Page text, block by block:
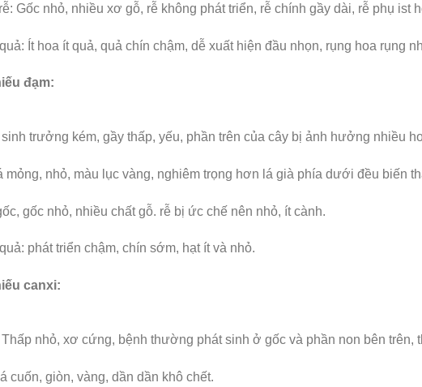
Gốc nhỏ, nhiều xơ gỗ, rễ không phát triển, rễ chính gầy dài, rễ phụ ist
Ít hoa ít quả, quả chín chậm, dễ xuất hiện đầu nhọn, rụng hoa rụng
đạm:
sinh trưởng kém, gầy thấp, yếu, phần trên của cây bị ảnh hưởng nhiều
mỏng, nhỏ, màu lục vàng, nghiêm trọng hơn lá già phía dưới đều biến
gốc nhỏ, nhiều chất gỗ. rễ bị ức chế nên nhỏ, ít cành.
phát triển chậm, chín sớm, hạt ít và nhỏ.
canxi:
Thấp nhỏ, xơ cứng, bệnh thường phát sinh ở gốc và phần non bên
cuốn, giòn, vàng, dần dần khô chết.